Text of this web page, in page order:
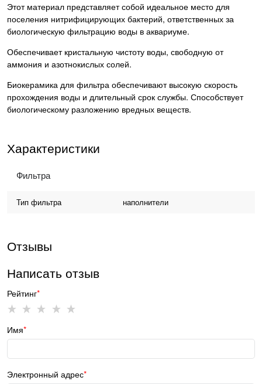
Этот материал представляет собой идеальное место для
поселения нитрифицирующих бактерий, ответственных за
биологическую фильтрацию воды в аквариуме.
Обеспечивает кристальную чистоту воды, свободную от
аммония и азотнокислых солей.
Биокерамика для фильтра обеспечивают высокую скорость
прохождения воды и длительный срок службы. Способствует
биологическому разложению вредных веществ.
Характеристики
Фильтра
Тип фильтра наполнители
Отзывы
Написать отзыв
Рейтинг
Имя
Электронный адрес